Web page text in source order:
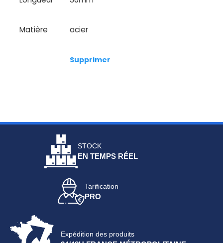
Matière acier
Supprimer
STOCK
EN TEMPS RÉEL
Tarification
PRO
Expédition des produits